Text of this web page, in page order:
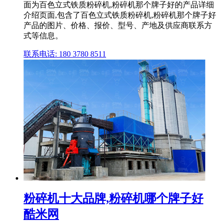
面为百色立式铁质粉碎机,粉碎机那个牌子好的产品详细
介绍页面,包含了百色立式铁质粉碎机,粉碎机那个牌子好
产品的图片、价格、报价、型号、产地及供应商联系方
式等信息。
联系电话: 180 3780 8511
粉碎机十大品牌,粉碎机哪个牌子好
酷米网